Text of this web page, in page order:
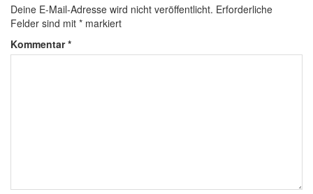
Deine E-Mail-Adresse wird nicht veröffentlicht. Erforderliche
Felder sind mit * markiert
Kommentar*